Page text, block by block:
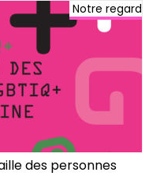
Notre regard
des personnes